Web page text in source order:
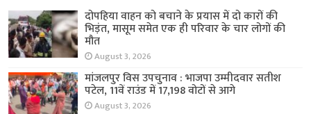
दोपहिया वाहन को बचाने के प्रयास में दो कारों की
भिड़ंत, मासूम समेत एक ही परिवार के चार लोगों की
मौत
August 3, 2026
मांजलपुर विस उपचुनाव : भाजपा उम्मीदवार सतीश
पटेल, 11वें राउंड में 17,198 वोटों से आगे
August 3, 2026